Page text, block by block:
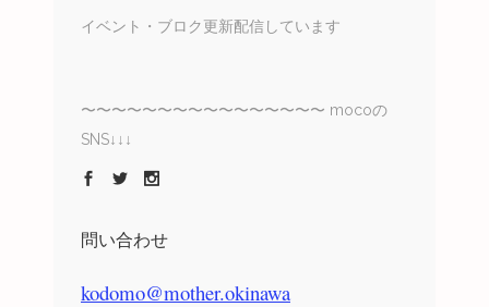
イベント・ブロク更新配信しています
〜〜〜〜〜〜〜〜〜〜〜〜〜〜〜〜 mocoの
SNS↓↓↓
問い合わせ
kodomo@mother.okinawa